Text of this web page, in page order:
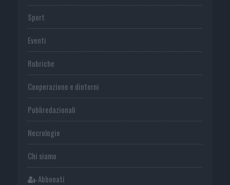
Sport
Eventi
Rubriche
Cooperazione e dintorni
Publiredazionali
Necrologie
Chi siamo
Abbonati